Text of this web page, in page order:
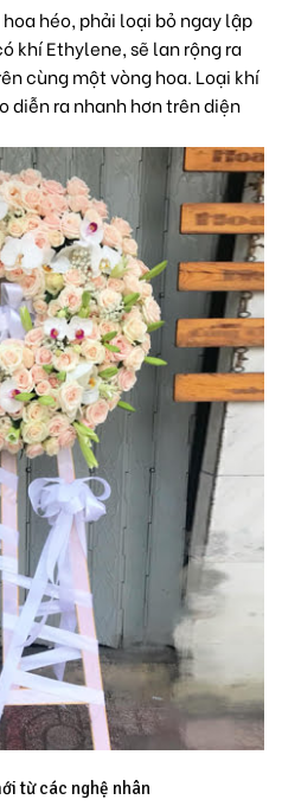
héo, phải loại bỏ ngay lập
khí Ethylene, sẽ lan rộng ra
cùng một vòng hoa. Loại khí
diễn ra nhanh hơn trên diện
từ các nghệ nhân